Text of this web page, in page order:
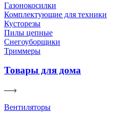
Газонокосилки
Комплектующие для техники
Кусторезы
Пилы цепные
Снегоуборщики
Триммеры
Товары для дома
Вентиляторы